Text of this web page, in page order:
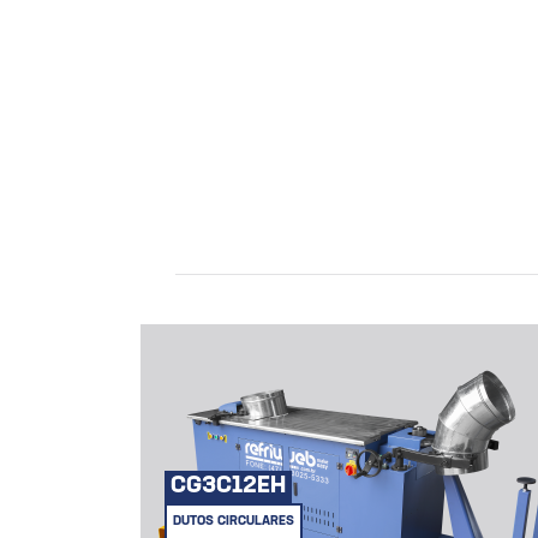
CG3C12EH
DUTOS CIRCULARES